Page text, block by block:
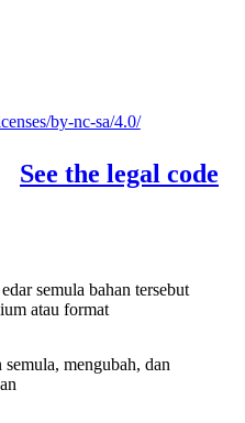
by-nc-sa/4.0/
See the legal code
semula bahan tersebut
atau format
mengubah, dan